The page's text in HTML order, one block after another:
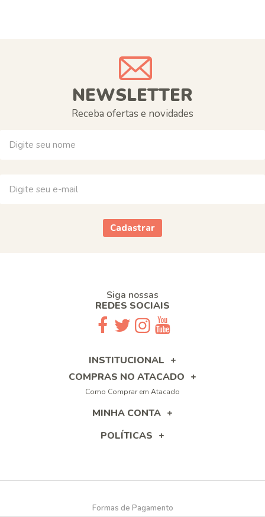
NEWSLETTER
Receba ofertas e novidades
Cadastrar
Siga nossas
REDES SOCIAIS
INSTITUCIONAL
COMPRAS NO ATACADO
Como Comprar em Atacado
MINHA CONTA
POLÍTICAS
Formas de Pagamento